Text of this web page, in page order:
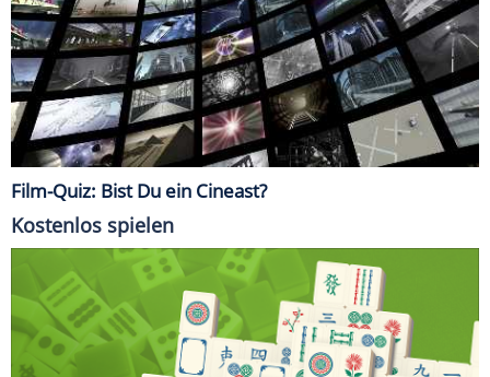
Film-Quiz: Bist Du ein Cineast?
Kostenlos spielen